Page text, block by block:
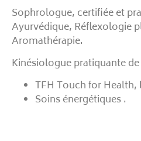
Sophrologue, certifiée et
Ayurvédique, Réflexologie
Aromathérapie.
Kinésiologue pratiquante de
TFH Touch for
Soins énergétiques .